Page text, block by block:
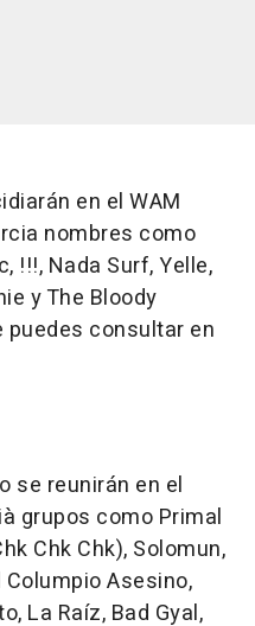
en el WAM
nombres como
!!!, Nada Surf, Yelle,
y The Bloody
consultar en
se reunirán en el
grupos como Primal
Chk Chk), Solomun,
Asesino,
La Raíz, Bad Gyal,